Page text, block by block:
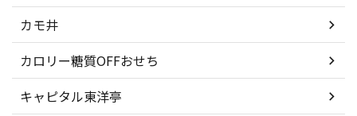
カモ井
カロリー糖質OFFおせち
キャピタル東洋亭